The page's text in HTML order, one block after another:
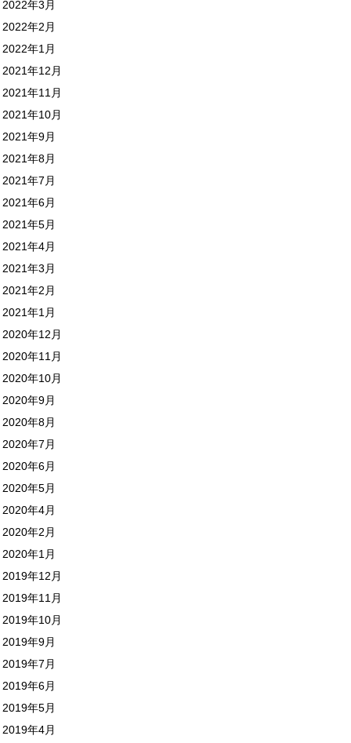
2022年3月
2022年2月
2022年1月
2021年12月
2021年11月
2021年10月
2021年9月
2021年8月
2021年7月
2021年6月
2021年5月
2021年4月
2021年3月
2021年2月
2021年1月
2020年12月
2020年11月
2020年10月
2020年9月
2020年8月
2020年7月
2020年6月
2020年5月
2020年4月
2020年2月
2020年1月
2019年12月
2019年11月
2019年10月
2019年9月
2019年7月
2019年6月
2019年5月
2019年4月